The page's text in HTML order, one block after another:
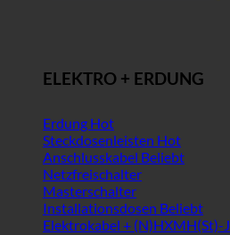
ELEKTRO + ERDUNG
Erdung
Steckdosenleisten
Anschlusskabel
Netzfreischalter
Masterschalter
Installationsdosen
Elektrokabel + (N)HXMH(St)-J